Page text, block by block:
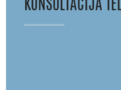
KONSULTACIJA